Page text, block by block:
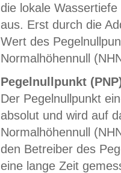
die lokale
aus. Erst durch die
Wert des
Normalhöhennull
Pegelnullpunkt
Der Pegelnullpunkt
absolut und wird auf
Normalhöhennull
den Betreiber des
eine lange Zeit